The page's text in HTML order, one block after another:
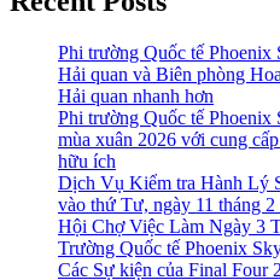
Phi trường Quốc tế
Hải quan và Biên phòng
Hải quan nhanh hơn
Phi trường Quốc tế Phoenix
mùa xuân 2026 với cung
hữu ích
Dịch Vụ Kiểm tra Hành Lý
vào thứ Tư, ngày 11 tháng 2
Hội Chợ Việc Làm Ngày 3
Trường Quốc tế Phoenix
Các Sự kiện của Final Four